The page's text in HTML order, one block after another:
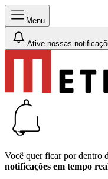
Menu
Ative nossas
Você quer ficar por dentro
notificações em tempo